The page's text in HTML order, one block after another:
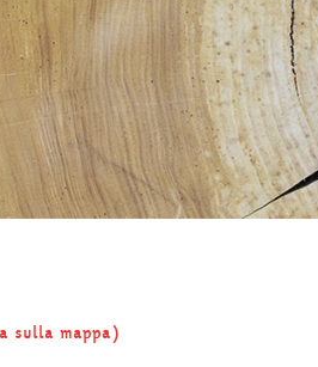
sulla mappa)